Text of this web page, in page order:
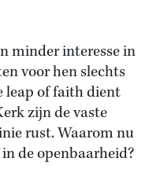
minder interesse in
voor hen slechts
leap of faith dient
zijn de vaste
rust. Waarom nu
de openbaarheid?